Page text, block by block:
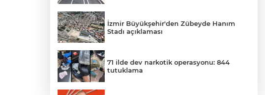
İzmir Büyükşehir'den Zübeyde Hanım
Stadı açıklaması
71 ilde dev narkotik operasyonu: 844
tutuklama